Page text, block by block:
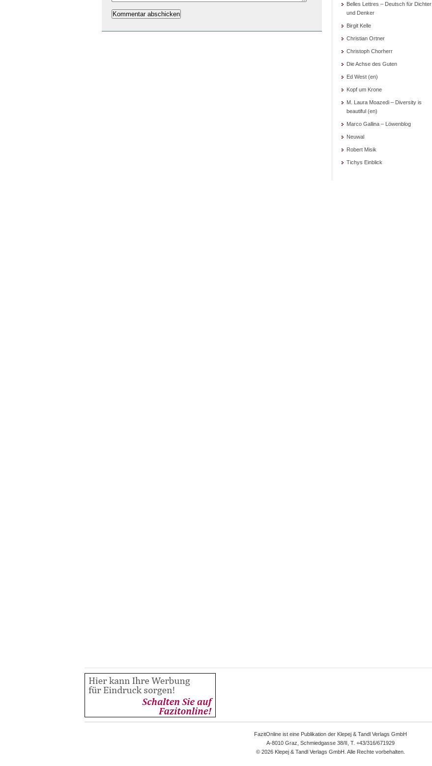
Belles Lettres – Deutsch für Dichter
und Denker
Birgit Kelle
Christian Ortner
Christoph Chorherr
Die Achse des Guten
Ed West (en)
Kopf um Krone
M. Laura Moazedi – Diversity is
beautiful (en)
Marco Gallina – Löwenblog
Neuwal
Robert Misik
Tichys Einblick
FazitOnline ist eine Publikation der Klepej & Tandl Verlags GmbH
A-8010 Graz, Schmiedgasse 38/II, T. +43/316/671929
© 2026 Klepej & Tandl Verlags GmbH. Alle Rechte vorbehalten.